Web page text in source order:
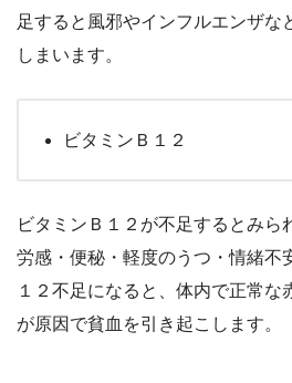
足すると風邪やインフルエンザな
しまいます。
ビタミンＢ１２
ビタミンＢ１２が不足するとみら
労感・便秘・軽度のうつ・情緒不
１２不足になると、体内で正常な
が原因で貧血を引き起こします。